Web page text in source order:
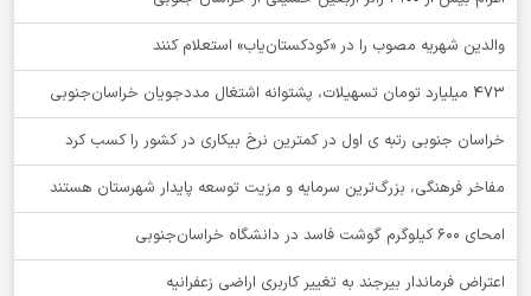
والدین شهریه مصوب را در «کودکستان‌یاب» استعلام کنند
۴۷۳ میلیارد تومان تسهیلات، پشتوانه اشتغال مددجویان خراسان‌جنوبی
خراسان جنوبی رتبه ی اول در کمترین نرخ بیکاری در کشور را کسب کرد
مفاخر فرهنگی، بزرگ‌ترین سرمایه و مزیت توسعه پایدار شهرستان هستند
امحای ۶۰۰ کیلوگرم گوشت فاسد در دانشگاه خراسان‌جنوبی
اعتراض فرماندار بیرجند به تغییر کاربری اراضی زعفرانیه